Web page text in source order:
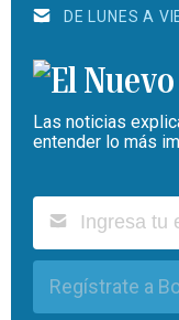
DE LUNES A
Las noticias
entender lo más
Regístrate a